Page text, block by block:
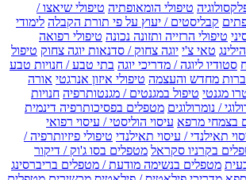
טיפולי הומאופתיה טיפולי שיאצו /
קבליסטים / יעוץ על פי תורת הקבלה לימודי
טיפולי הרזייה ותזונה נכונה טיפולי רפואה
טאי צ'י יוגה צחוק / סדנאות יוגה צחוק טיפול
סטודיו ליוגה / מדריכי יוגה בתי טבע / חנויות טבע
מחדש והעצמה טיפולי איזון אנרגטי אורה
טיפול במגנטים / מגנטותרפיה חנויות
/ נומרולוגים מטפלים בפסיכותרפיה דינמית
בצמחי מרפא עיסוי הוליסטי / עיסוי רפואי
תאילנדי / עיסוי תאילנדי טיפולי פיזיותרפיה /
בקרניו סקראל מטפלים בסו ג'וק / דיקור
מטפלים בנשימה מודעת / מטפלים בריברסינג